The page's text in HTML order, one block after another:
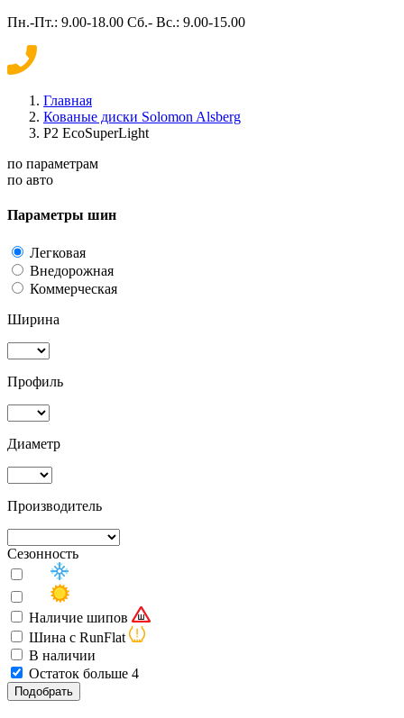
Пн.-Пт.: 9.00-18.00 Сб.- Вс.: 9.00-15.00
Главная
Кованые диски Solomon Alsberg
P2 EcoSuperLight
по параметрам
по авто
Параметры шин
Легковая
Внедорожная
Коммерческая
Ширина
Профиль
Диаметр
Производитель
Сезонность
Наличие шипов
Шина с RunFlat
В наличии
Остаток больше 4
Подобрать